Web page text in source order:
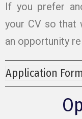
If you prefer
your CV so that
an opportunity
Application Form